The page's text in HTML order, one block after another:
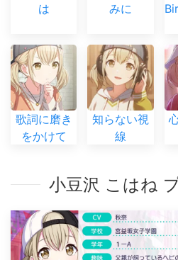
は
みに
歌詞に磨き
をかけて
知らない視
線
小豆沢 こはね